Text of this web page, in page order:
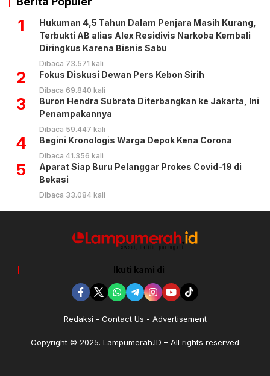
1
Hukuman 4,5 Tahun Dalam Penjara Masih Kurang,
Terbukti AB alias Alex Residivis Narkoba Kembali
Diringkus Karena Bisnis Sabu
Dibaca 73.571 kali
2 Fokus Diskusi Dewan Pers Kebon Sirih
Dibaca 69.840 kali
3
Buron Hendra Subrata Diterbangkan ke Jakarta, Ini
Penampakannya
Dibaca 59.447 kali
4 Begini Kronologis Warga Depok Kena Corona
Dibaca 41.356 kali
5
Aparat Siap Buru Pelanggar Prokes Covid-19 di
Bekasi
Dibaca 33.084 kali
Ikuti kami di
Redaksi Contact Us Advertisement
Copyright © 2025. Lampumerah.ID – All rights reserved